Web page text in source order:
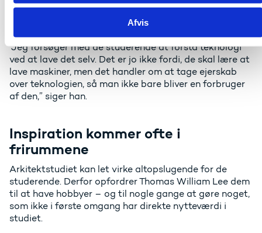
Afvis
byggede mekaniske tegnemaskiner af blandt andet
blyanter, tandhjul og små motorer.
“Jeg forsøger med de studerende at forstå teknologi
ved at lave det selv. Det er jo ikke fordi, de skal lære at
lave maskiner, men det handler om at tage ejerskab
over teknologien, så man ikke bare bliver en forbruger
af den,” siger han.
Inspiration kommer ofte i
frirummene
Arkitektstudiet kan let virke altopslugende for de
studerende. Derfor opfordrer Thomas William Lee dem
til at have hobbyer – og til nogle gange at gøre noget,
som ikke i første omgang har direkte nytteværdi i
studiet.